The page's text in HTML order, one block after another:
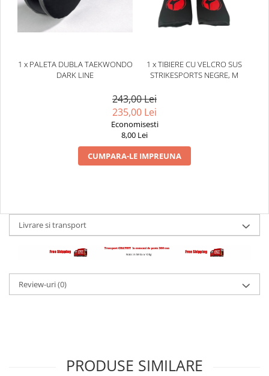
1 x PALETA DUBLA TAEKWONDO
DARK LINE
1 x TIBIERE CU VELCRO SUS
STRIKESPORTS NEGRE, M
243,00 Lei
235,00 Lei
Economisesti
8,00 Lei
CUMPARA-LE IMPREUNA
Livrare si transport
Review-uri(0)
PRODUSE SIMILARE